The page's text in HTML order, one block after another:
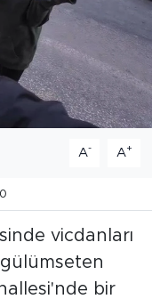
A- A+
vicdanları
bir